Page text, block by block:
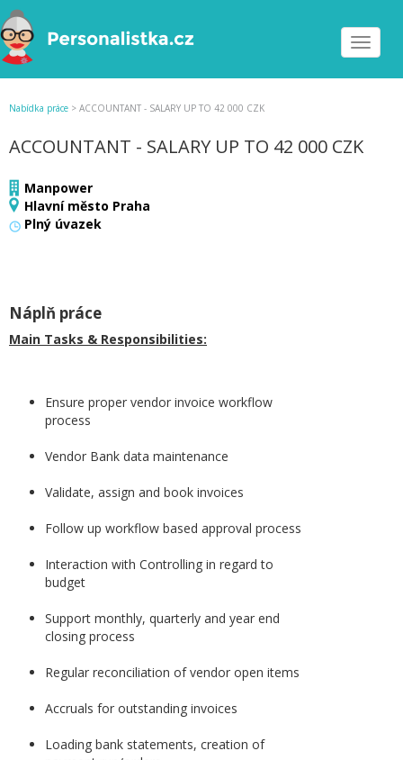
Toggle
Nabídka práce > ACCOUNTANT - SALARY UP TO 42 000 CZK
ACCOUNTANT - SALARY UP TO 42 000 CZK
Manpower
Hlavní město Praha
Plný úvazek
Náplň práce
Main Tasks & Responsibilities:
Ensure proper vendor invoice workflow
process
Vendor Bank data maintenance
Validate, assign and book invoices
Follow up workflow based approval process
Interaction with Controlling in regard to
budget
Support monthly, quarterly and year end
closing process
Regular reconciliation of vendor open items
Accruals for outstanding invoices
Loading bank statements, creation of